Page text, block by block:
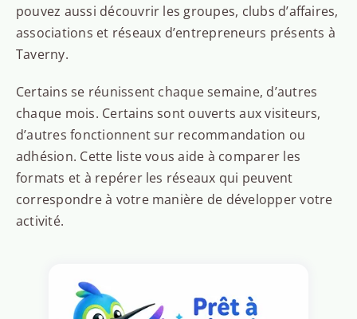
pouvez aussi découvrir les groupes, clubs d’affaires,
associations et réseaux d’entrepreneurs présents à
Taverny.
Certains se réunissent chaque semaine, d’autres
chaque mois. Certains sont ouverts aux visiteurs,
d’autres fonctionnent sur recommandation ou
adhésion. Cette liste vous aide à comparer les
formats et à repérer les réseaux qui peuvent
correspondre à votre manière de développer votre
activité.